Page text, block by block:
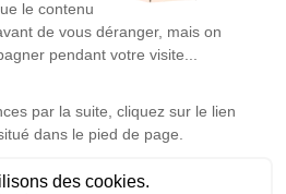
d’arbre hommage est
Je rends hommage